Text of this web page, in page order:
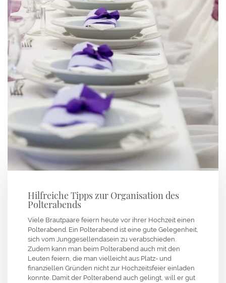
Hilfreiche Tipps zur Organisation des
Polterabends
Viele Brautpaare feiern heute vor ihrer Hochzeit einen
Polterabend. Ein Polterabend ist eine gute Gelegenheit,
sich vom Junggesellendasein zu verabschieden.
Zudem kann man beim Polterabend auch mit den
Leuten feiern, die man vielleicht aus Platz- und
finanziellen Gründen nicht zur Hochzeitsfeier einladen
konnte. Damit der Polterabend auch gelingt, will er gut